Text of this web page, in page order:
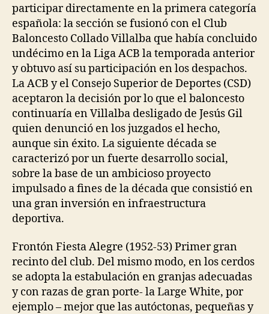
participar directamente en la primera categoría
española: la sección se fusionó con el Club
Baloncesto Collado Villalba que había concluido
undécimo en la Liga ACB la temporada anterior
y obtuvo así su participación en los despachos.
La ACB y el Consejo Superior de Deportes (CSD)
aceptaron la decisión por lo que el baloncesto
continuaría en Villalba desligado de Jesús Gil
quien denunció en los juzgados el hecho,
aunque sin éxito. La siguiente década se
caracterizó por un fuerte desarrollo social,
sobre la base de un ambicioso proyecto
impulsado a fines de la década que consistió en
una gran inversión en infraestructura
deportiva.
Frontón Fiesta Alegre (1952-53) Primer gran
recinto del club. Del mismo modo, en los cerdos
se adopta la estabulación en granjas adecuadas
y con razas de gran porte- la Large White, por
ejemplo – mejor que las autóctonas, pequeñas y